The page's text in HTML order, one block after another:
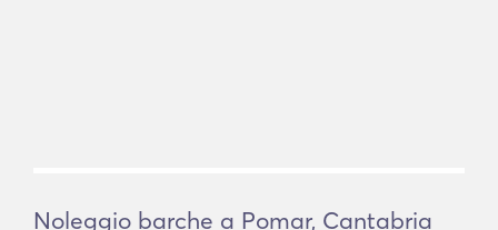
Noleggio barche a Pomar, Cantabria